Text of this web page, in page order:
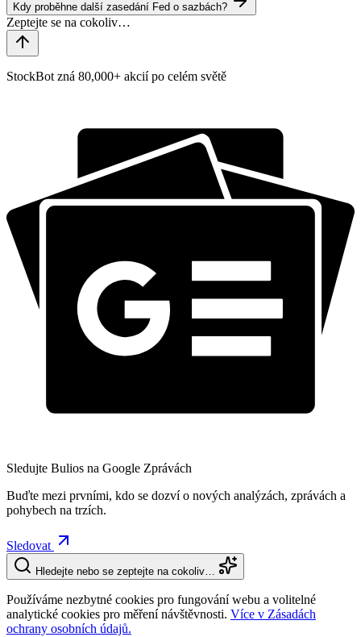
Kdy proběhne další zasedání Fed o sazbách?
StockBot zná 80,000+ akcií po celém světě
Sledujte Bulios na Google Zprávách
Buďte mezi prvními, kdo se dozví o nových analýzách, zprávách a
pohybech na trzích.
Sledovat
Hledejte nebo se zeptejte na cokoliv…
Používáme nezbytné cookies pro fungování webu a volitelné
analytické cookies pro měření návštěvnosti. Více v Zásadách
ochrany osobních údajů.